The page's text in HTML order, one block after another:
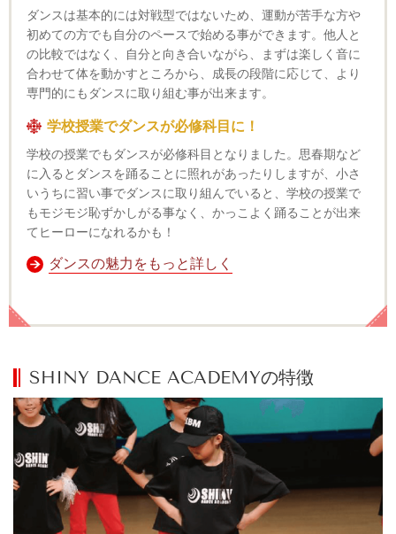
ダンスは基本的には対戦型ではないため、運動が苦手な方や
初めての方でも自分のペースで始める事ができます。他人と
の比較ではなく、自分と向き合いながら、まずは楽しく音に
合わせて体を動かすところから、成長の段階に応じて、より
専門的にもダンスに取り組む事が出来ます。
学校授業でダンスが必修科目に！
学校の授業でもダンスが必修科目となりました。思春期など
に入るとダンスを踊ることに照れがあったりしますが、小さ
いうちに習い事でダンスに取り組んでいると、学校の授業で
もモジモジ恥ずかしがる事なく、かっこよく踊ることが出来
てヒーローになれるかも！
ダンスの魅力をもっと詳しく
SHINY DANCE ACADEMYの特徴